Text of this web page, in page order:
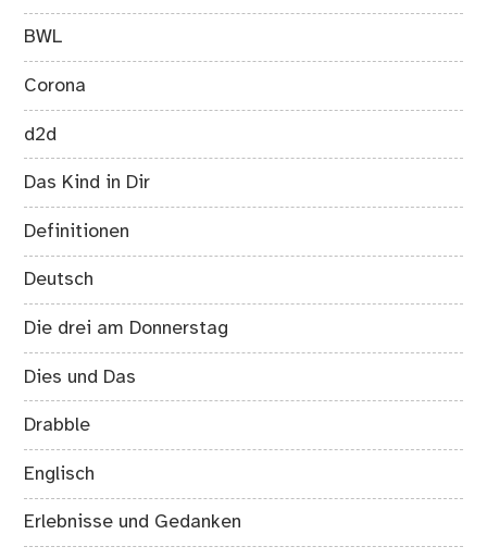
BWL
Corona
d2d
Das Kind in Dir
Definitionen
Deutsch
Die drei am Donnerstag
Dies und Das
Drabble
Englisch
Erlebnisse und Gedanken